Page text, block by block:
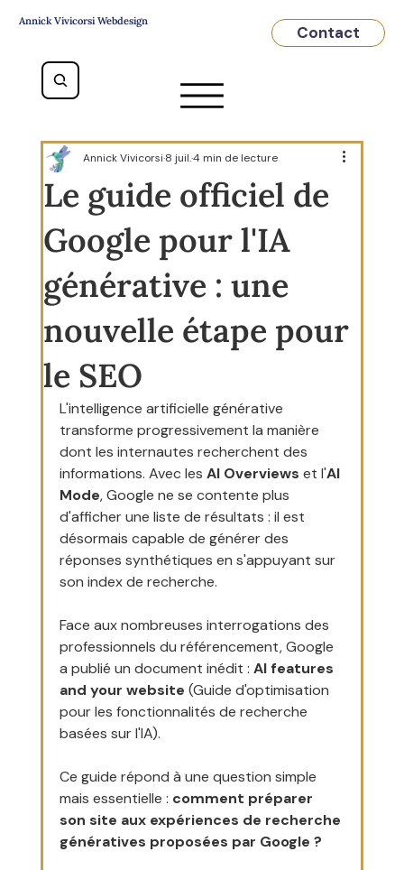
Annick Vivicorsi Webdesign
Contact
Le guide officiel de
Google pour l'IA
générative : une
nouvelle étape pour
le SEO
Annick Vivicorsi8 juil.4 min de lecture
L'intelligence artificielle générative
transforme progressivement la manière
dont les internautes recherchent des
informations. Avec les AI Overviews et l'AI
Mode, Google ne se contente plus
d'afficher une liste de résultats : il est
désormais capable de générer des
réponses synthétiques en s'appuyant sur
son index de recherche.
Face aux nombreuses interrogations des
professionnels du référencement, Google
a publié un document inédit : AI features
and your website (Guide d'optimisation
pour les fonctionnalités de recherche
basées sur l'IA).
Ce guide répond à une question simple
mais essentielle : comment préparer
son site aux expériences de recherche
génératives proposées par Google ?